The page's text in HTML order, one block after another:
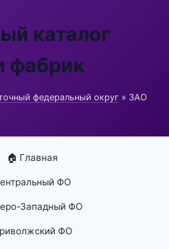
каталог
фабрик
федеральный округ » ЗАО
🏠 Главная
ФО
Западный ФО
ФО